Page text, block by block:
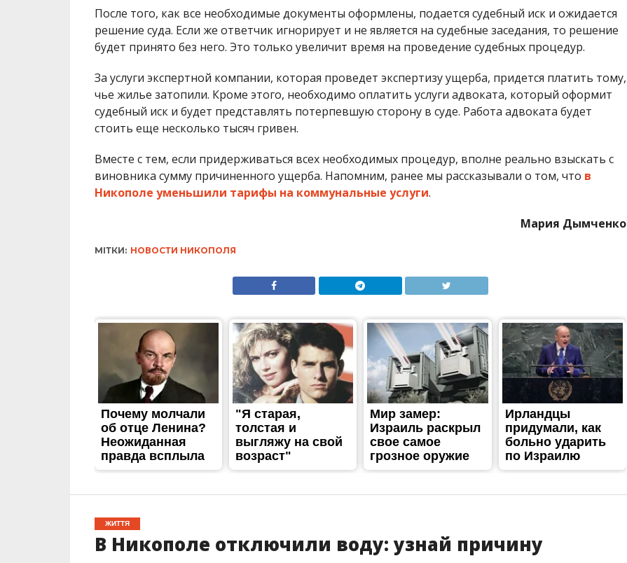
После того, как все необходимые документы оформлены, подается судебный иск и ожидается
решение суда. Если же ответчик игнорирует и не является на судебные заседания, то решение
будет принято без него. Это только увеличит время на проведение судебных процедур.
За услуги экспертной компании, которая проведет экспертизу ущерба, придется платить тому,
чье жилье затопили. Кроме этого, необходимо оплатить услуги адвоката, который оформит
судебный иск и будет представлять потерпевшую сторону в суде. Работа адвоката будет
стоить еще несколько тысяч гривен.
Вместе с тем, если придерживаться всех необходимых процедур, вполне реально взыскать с
виновника сумму причиненного ущерба. Напомним, ранее мы рассказывали о том, что в
Никополе уменьшили тарифы на коммунальные услуги.
Мария Дымченко
МІТКИ: НОВОСТИ НИКОПОЛЯ
ЖИТТЯ
В Никополе отключили воду: узнай причину